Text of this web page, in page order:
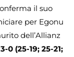
il suo
per Egonu
dell’Allianz
3-0 (25-19; 25-21;